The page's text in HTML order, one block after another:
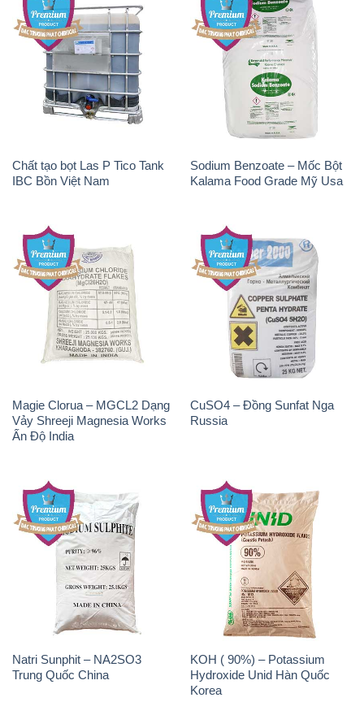
Chất tạo bọt Las P Tico Tank
IBC Bồn Việt Nam
Sodium Benzoate – Mốc Bột
Kalama Food Grade Mỹ Usa
Magie Clorua – MGCL2 Dạng
Vảy Shreeji Magnesia Works
Ấn Độ India
CuSO4 – Đồng Sunfat Nga
Russia
Natri Sunphit – NA2SO3
Trung Quốc China
KOH ( 90%) – Potassium
Hydroxide Unid Hàn Quốc
Korea